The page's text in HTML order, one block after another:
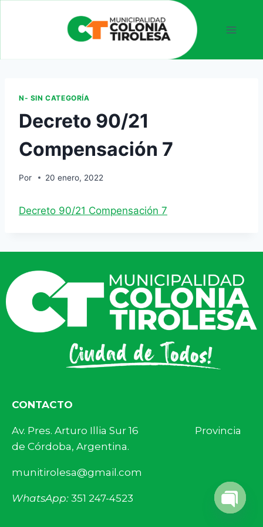
N- SIN CATEGORÍA
Decreto 90/21
Compensación 7
Por 20 enero, 2022
Decreto 90/21 Compensación 7
CONTACTO
Av. Pres. Arturo Illia Sur 16 Provincia
de Córdoba, Argentina.
munitirolesa@gmail.com
WhatsApp: 351 247-4523